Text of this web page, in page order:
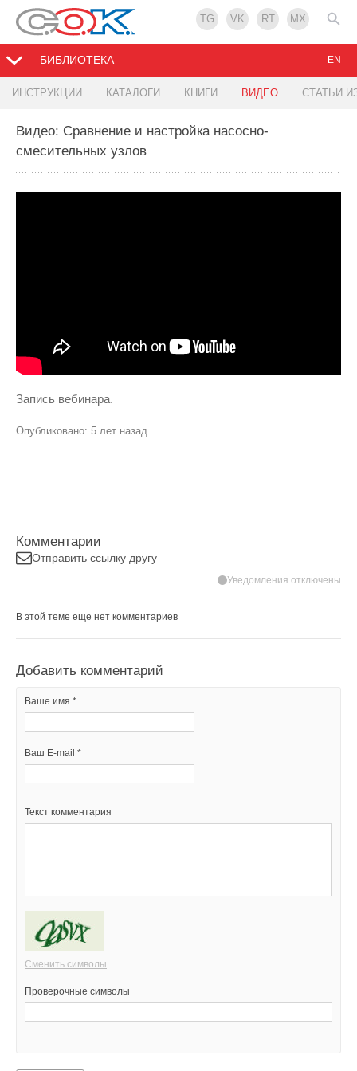
TG VK RT MX
БИБЛИОТЕКА
ИНСТРУКЦИИ КАТАЛОГИ КНИГИ ВИДЕО СТАТЬИ
EN
Видео: Сравнение и настройка насосно-
смесительных узлов
Запись вебинара.
Опубликовано: 5 лет назад
Комментарии
Отправить ссылку другу
Уведомления отключены
В этой теме еще нет комментариев
Добавить комментарий
Ваше имя *
Ваш E-mail *
Текст комментария
Сменить символы
Проверочные символы